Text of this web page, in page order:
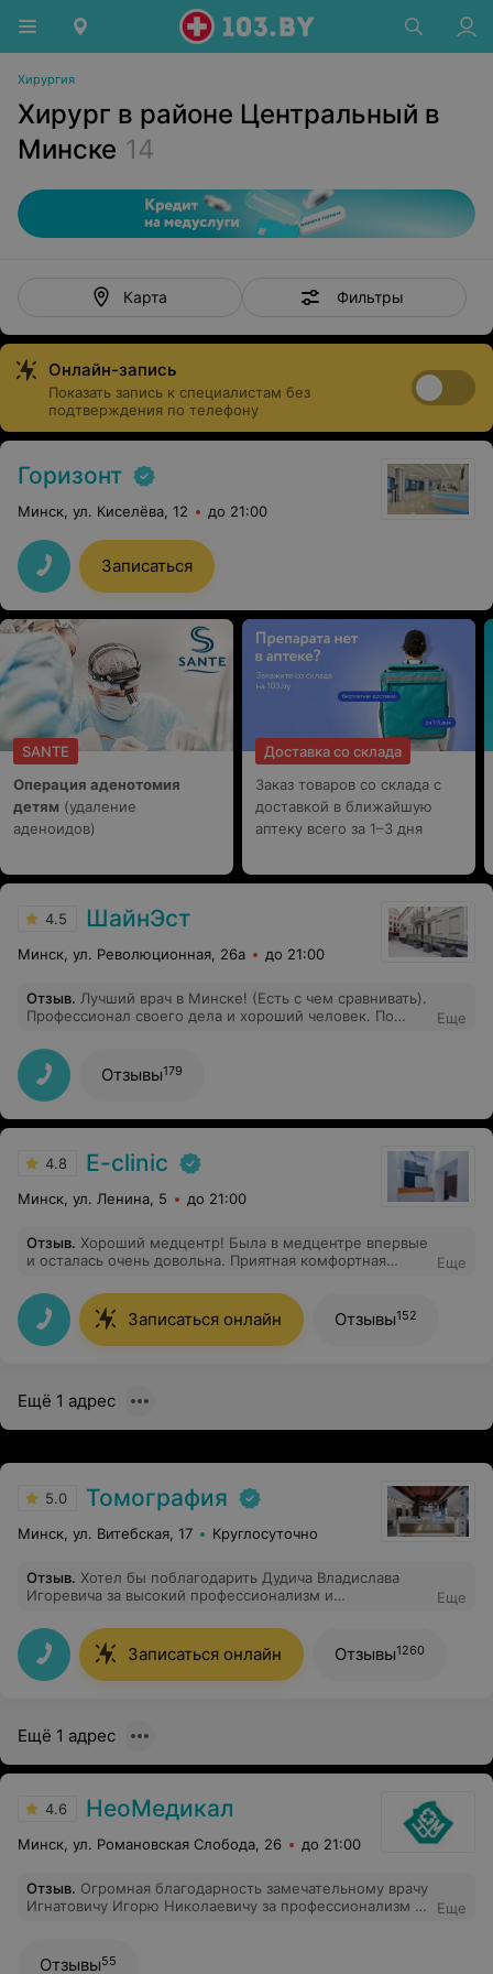
Хирургия
Хирург в районе Центральный в
Минске 14
Карта Фильтры
Онлайн-запись
Показать запись к специалистам без
подтверждения по телефону
Горизонт
Минск, ул. Киселёва, 12 до 21:00
Записаться
SANTE
Операция аденотомия
детям (удаление
аденоидов)
Доставка со склада
Заказ товаров со склада с
доставкой в ближайшую
аптеку всего за 1–3 дня
4.5 ШайнЭст
Минск, ул. Революционная, 26а до 21:00
Отзыв. Лучший врач в Минске! (Есть с чем сравнивать).
Профессионал своего дела и хороший человек. По
нему.
Еще
Отзывы179
4.8 E-clinic
Минск, ул. Ленина, 5 до 21:00
Отзыв. Хороший медцентр! Была в медцентре впервые
и осталась очень довольна. Приятная комфортная
на все мои вопросы, разъяснила и дала рекомендации.
Огромное спасибо.
Еще
Записаться онлайн Отзывы152
Ещё 1 адрес
5.0 Томография
Минск, ул. Витебская, 17 Круглосуточно
Отзыв. Хотел бы поблагодарить Дудича Владислава
Игоревича за высокий профессионализм и
предложил решение, избавив меня от боли. Очень
рекомендую этого специалиста!
Еще
Записаться онлайн Отзывы1260
Ещё 1 адрес
4.6 НеоМедикал
Минск, ул. Романовская Слобода, 26 до 21:00
Отзыв. Огромная благодарность замечательному врачу
Игнатовичу Игорю Николаевичу за профессионализм и
легким! Хочется отметить внимательность и заботу
Еще
Отзывы55